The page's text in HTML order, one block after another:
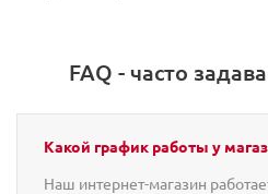
FAQ - часто
Какой график работы у
Наш интернет-магазин